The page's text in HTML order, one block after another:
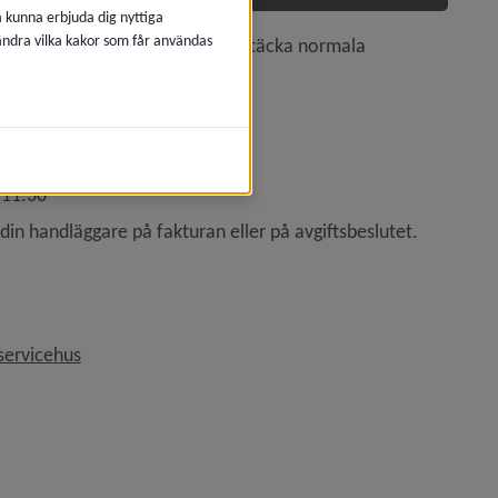
belopp som är tänkt att täcka normala
handläggare på fakturan eller på avgiftsbeslutet.
erbjuda dig nyttiga
vilka kakor som får användas